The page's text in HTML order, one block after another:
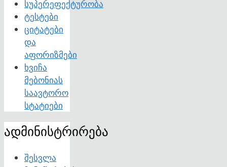
სუპერეფექტურობა
ტესტები
ციტატები
და
აფორიზმები
ხვიჩა
მებონიას
საავტორო
სტატიები
ადმინისტრირება
შესვლა